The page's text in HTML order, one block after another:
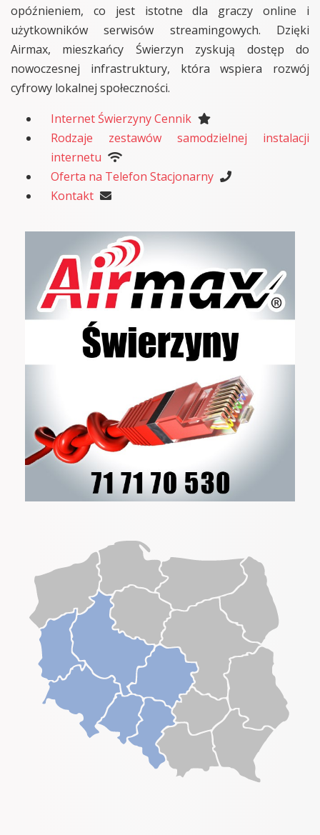
opóźnieniem, co jest istotne dla graczy online i
użytkowników serwisów streamingowych. Dzięki
Airmax, mieszkańcy Świerzyn zyskują dostęp do
nowoczesnej infrastruktury, która wspiera rozwój
cyfrowy lokalnej społeczności.
Internet Świerzyny Cennik
Rodzaje zestawów samodzielnej instalacji
internetu
Oferta na Telefon Stacjonarny
Kontakt